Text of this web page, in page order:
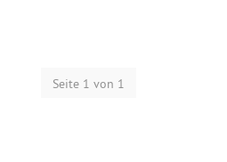
Seite 1 von 1